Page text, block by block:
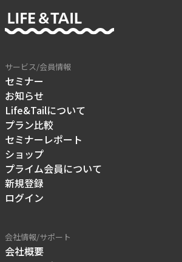
サービス/会員情報
セミナー
お知らせ
Life&Tailについて
プラン比較
セミナーレポート
ショップ
プライム会員について
新規登録
ログイン
会社情報/サポート
会社概要